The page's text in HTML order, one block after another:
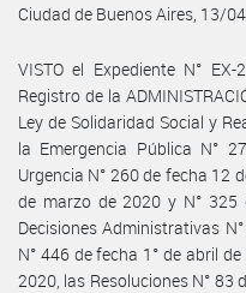
Ciudad de Buenos Aires, 13/
VISTO el Expediente N° EX-
Registro de la
Ley de Solidaridad Social y
la Emergencia Pública N°
Urgencia N° 260 de fecha 12
de marzo de 2020 y N°
Decisiones Administrativas
N° 446 de fecha 1° de abril
2020, las Resoluciones N° 83